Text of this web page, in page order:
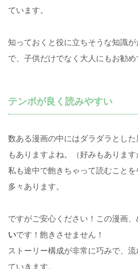
ています。
知っておくと役に立ちそうな知識
で、子供だけでなく大人にもお勧め
テンポが良く読みやすい
数ある漫画の中にはダラダラとし
もありますよね。（好みもあります
私も途中で飽きちゃって読むこと
多々あります。
ですがご安心ください！この漫画、
いです！飽きさせません！
ストーリー構成が非常に巧みで、
ていきます。